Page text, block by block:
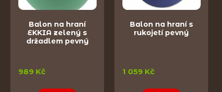
Balon na hraní
EKKIA zelený s
držadlem pevný
989 Kč
Balon na hraní s
rukojetí pevný
1 059 Kč